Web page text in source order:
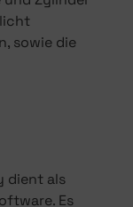
sowie die
dient als
Es